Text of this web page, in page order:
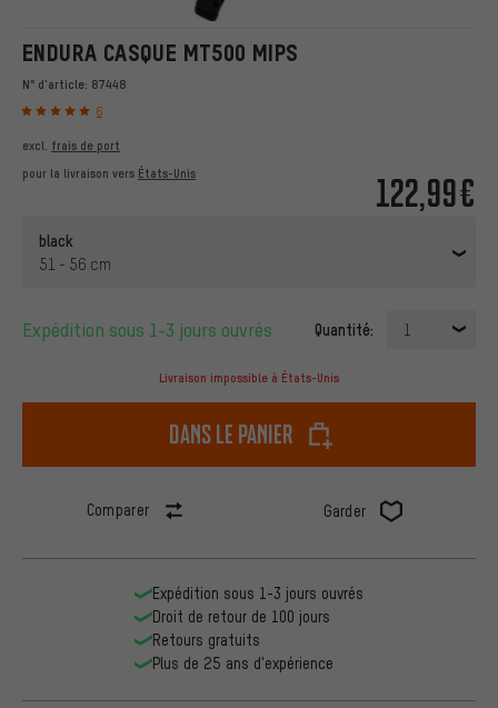
ENDURA CASQUE MT500 MIPS
N° d'article: 87448
6
122,99€
excl. frais de port
pour la livraison vers États-Unis
black
51 - 56 cm
Expédition sous 1-3 jours ouvrés Quantité: 1
Livraison impossible à États-Unis
dans le panier
Comparer Garder
Expédition sous 1-3 jours ouvrés
Droit de retour de 100 jours
Retours gratuits
Plus de 25 ans d'expérience